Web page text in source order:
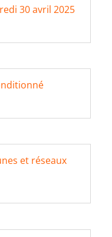
30 avril 2025
et réseaux